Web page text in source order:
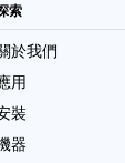
索
於我們
用
裝
器